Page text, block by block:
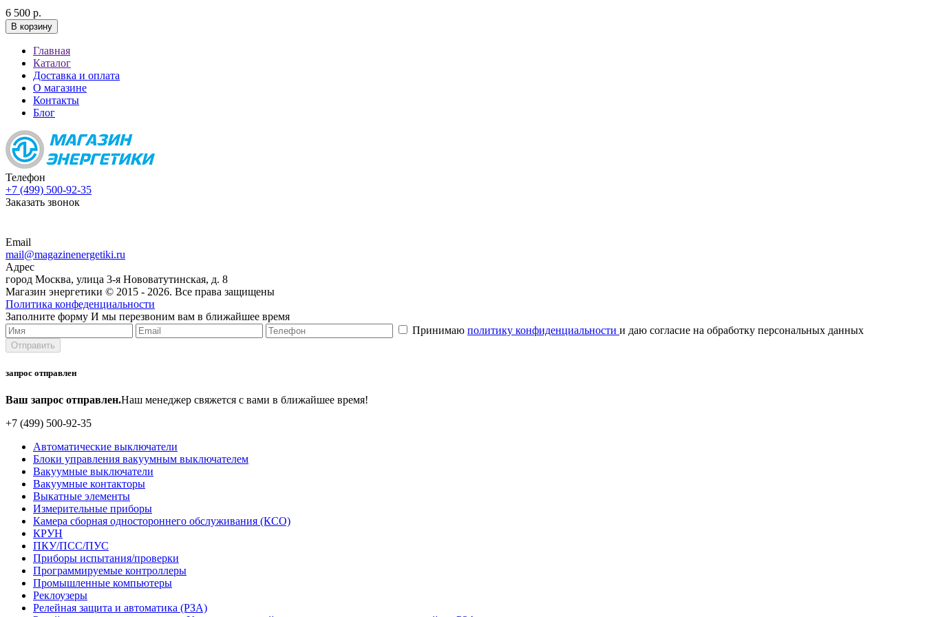
6 500 р.
В корзину
Главная
Каталог
Доставка и оплата
О магазине
Контакты
Блог
Телефон
+7 (499) 500-92-35
Заказать звонок
Email
mail@magazinenergetiki.ru
Адрес
город Москва, улица 3-я Нововатутинская, д. 8
Магазин энергетики © 2015 - 2026. Все права защищены
Политика конфеденциальности
Заполните форму И мы перезвоним вам в ближайшее время
Принимаю политику конфиденциальности и даю согласие на обработку персональных данных
запрос отправлен
Ваш запрос отправлен.Наш менеджер свяжется с вами в ближайшее время!
+7 (499) 500-92-35
Автоматические выключатели
Блоки управления вакуумным выключателем
Вакуумные выключатели
Вакуумные контакторы
Выкатные элементы
Измерительные приборы
Камера сборная одностороннего обслуживания (КСО)
КРУН
ПКУ/ПСС/ПУС
Приборы испытания/проверки
Программируемые контроллеры
Промышленные компьютеры
Реклоузеры
Релейная защита и автоматика (РЗА)